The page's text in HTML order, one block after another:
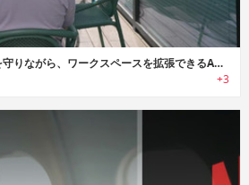
Spacetop｜プライバシーを守りながら、ワークスペースを拡張できるARパソコン
+3